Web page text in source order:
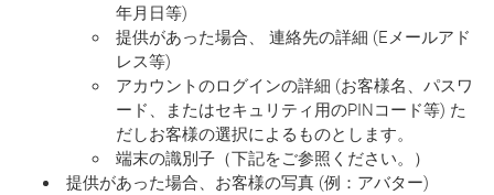
年月日等)
提供があった場合、 連絡先の詳細 (Eメールアド
レス等)
アカウントのログインの詳細 (お客様名、パスワ
ード、またはセキュリティ用のPINコード等) た
だしお客様の選択によるものとします。
端末の識別子（下記をご参照ください。）
提供があった場合、 お客様の写真 (例： アバター)